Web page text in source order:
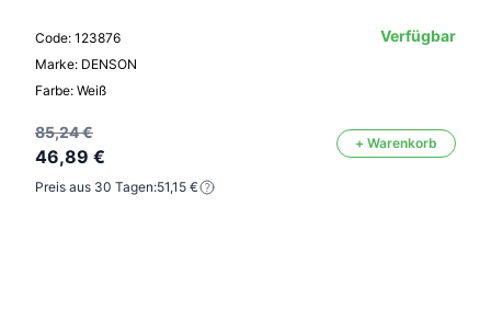
Code: 123876
Marke: DENSON
Farbe: Weiß
Verfügbar
85,24 €
46,89 €
+ Warenkorb
Preis aus 30 Tagen:51,15 €